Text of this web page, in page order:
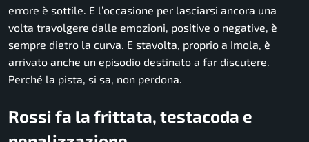
errore è sottile. E l’occasione per lasciarsi ancora una
volta travolgere dalle emozioni, positive o negative, è
sempre dietro la curva. E stavolta, proprio a Imola, è
arrivato anche un episodio destinato a far discutere.
Perché la pista, si sa, non perdona.
Rossi fa la frittata, testacoda e